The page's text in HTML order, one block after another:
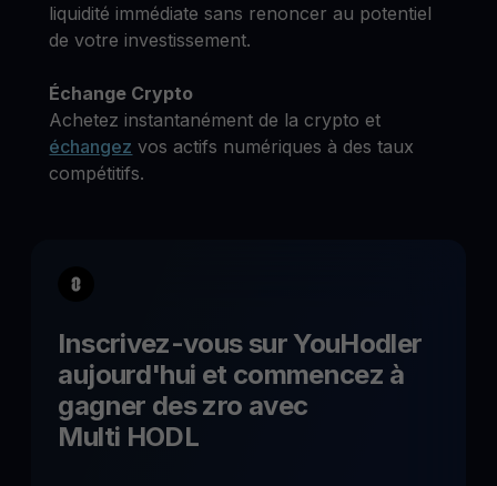
liquidité immédiate sans renoncer au potentiel
de votre investissement.
Échange Crypto
Achetez instantanément de la crypto et
échangez vos actifs numériques à des taux
compétitifs.
Inscrivez-vous sur YouHodler
aujourd'hui et commencez à
gagner des zro avec
Multi HODL